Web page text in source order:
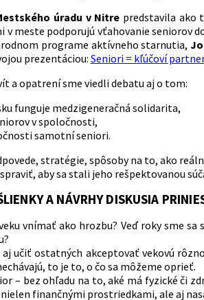
úradu v Nitre predstavila ako
meste podporujú vťahovanie seniorov
programe aktívneho starnutia,
prezentáciou:Seniori = kľúčoví
a opatrení sme viedli debatu aj o tom:
funguje medzigeneračná solidarita,
v spoločnosti,
samotní seniori.
stratégie, spôsoby na to, ako
aby sa stali jeho rešpektovanou
A NÁVRHY DISKUSIA
vnímať ako hrozbu? Veď roky sme
aj učiť ostatných akceptovať vekovú
to je to, o čo sa môžeme oprieť.
– bez ohľadu na to, aké má fyzické či
finančnými prostriedkami, ale aj